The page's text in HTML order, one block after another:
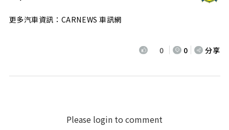
更多汽車資訊：CARNEWS 車訊網
0 0 分享
Please login to comment